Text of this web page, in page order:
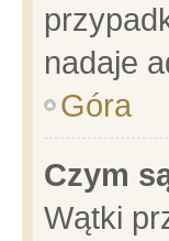
nadaje
Góra
Czym
Wątki